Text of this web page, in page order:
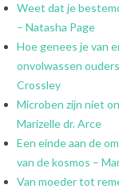
Weet dat je
– Natasha Page
Hoe genees je van
onvolwassen
Crossley
Microben zijn niet
Marizelle dr. Arce
Een einde aan de
van de kosmos –
Van moeder tot